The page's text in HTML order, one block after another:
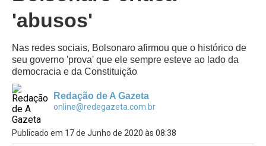
'abusos'
Nas redes sociais, Bolsonaro afirmou que o histórico de
seu governo 'prova' que ele sempre esteve ao lado da
democracia e da Constituição
Redação de A Gazeta
online@redegazeta.com.br
Publicado em 17 de Junho de 2020 às 08:38